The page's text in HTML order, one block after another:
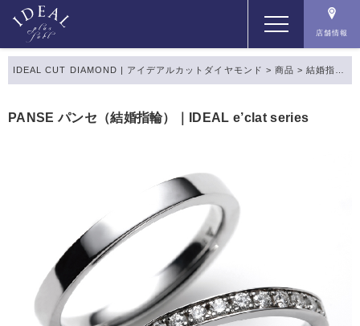
店舗情報
IDEAL CUT DIAMOND | アイデアルカットダイヤモンド > 商品 >結婚指輪
PANSE パンセ（結婚指輪）｜IDEAL e’clat series
店舗情報